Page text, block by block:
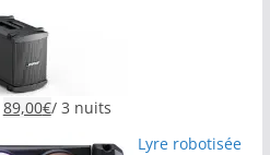
89,00€/ 3 nuits
Lyre robotisée